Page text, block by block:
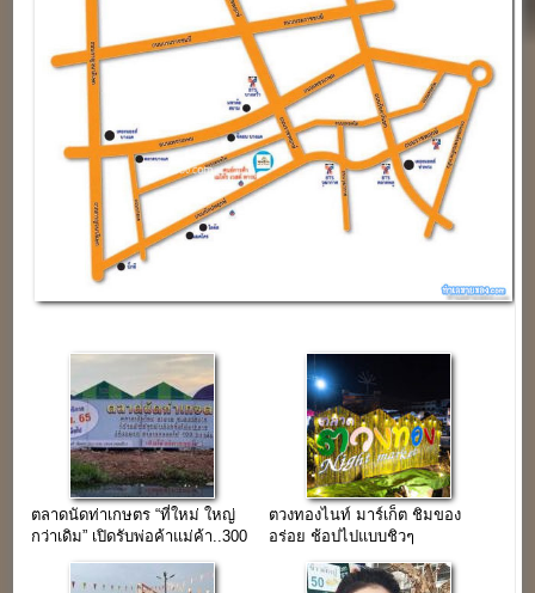
ตลาดนัดท่าเกษตร “ที่ใหม่ ใหญ่
กว่าเดิม” เปิดรับพ่อค้าแม่ค้า..300
ตวงทองไนท์ มาร์เก็ต ชิมของ
อร่อย ช้อปไปแบบชิวๆ
เพลิดเพลินกับโซนอุโมงค์ไฟ